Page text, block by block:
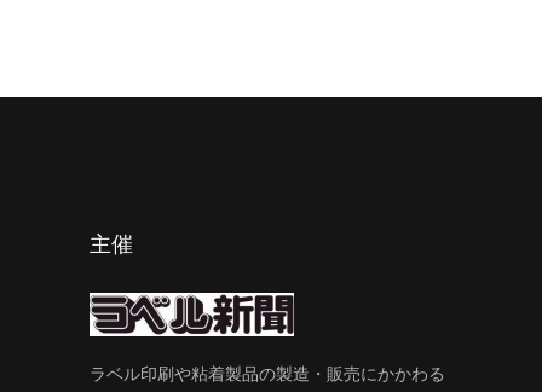
主催
ラベル印刷や粘着製品の製造・販売にかかわる